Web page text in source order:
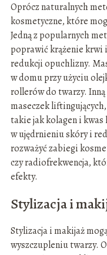
Oprócz naturalnych
kosmetyczne, które
Jedną z popularnych
poprawić krążenie krwi
redukcji opuchlizny.
w domu przy użyciu
rollerów do twarzy.
maseczek
takie jak kolagen i kwas
w ujędrnieniu skóry i
rozważyć zabiegi
czy radiofrekwencja,
efekty.
Stylizacja i
Stylizacja i makijaż
wyszczupleniu twarzy.